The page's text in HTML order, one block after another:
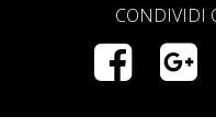
CONDIVIDI